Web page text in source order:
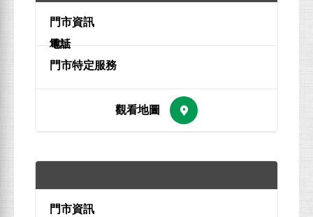
地址
電話